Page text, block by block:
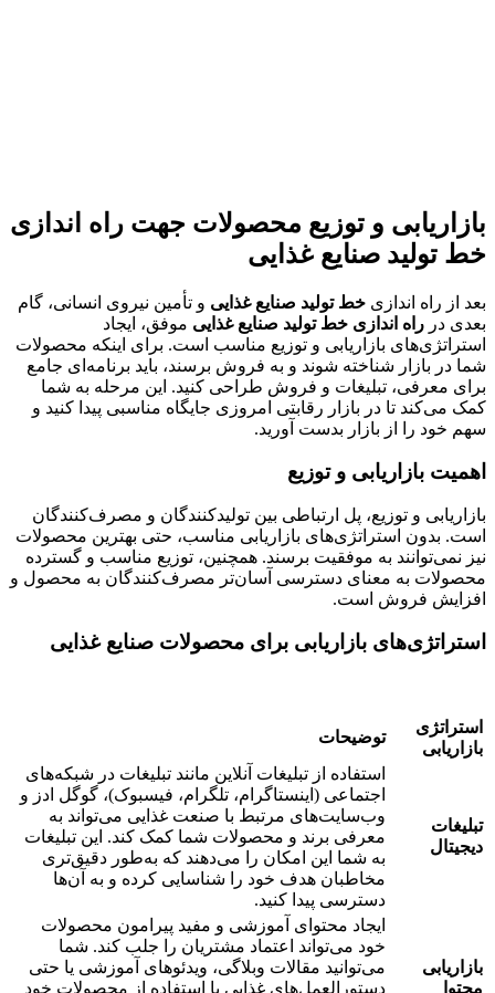
بازاریابی و توزیع محصولات جهت راه اندازی
خط تولید صنایع غذایی
بعد از راه اندازی خط تولید صنایع غذایی و تأمین نیروی انسانی، گام
بعدی در راه اندازی خط تولید صنایع غذایی موفق، ایجاد
استراتژی‌های بازاریابی و توزیع مناسب است. برای اینکه محصولات
شما در بازار شناخته شوند و به فروش برسند، باید برنامه‌ای جامع
برای معرفی، تبلیغات و فروش طراحی کنید. این مرحله به شما
کمک می‌کند تا در بازار رقابتی امروزی جایگاه مناسبی پیدا کنید و
سهم خود را از بازار بدست آورید.
اهمیت بازاریابی و توزیع
بازاریابی و توزیع، پل ارتباطی بین تولیدکنندگان و مصرف‌کنندگان
است. بدون استراتژی‌های بازاریابی مناسب، حتی بهترین محصولات
نیز نمی‌توانند به موفقیت برسند. همچنین، توزیع مناسب و گسترده
محصولات به معنای دسترسی آسان‌تر مصرف‌کنندگان به محصول و
افزایش فروش است.
استراتژی‌های بازاریابی برای محصولات صنایع غذایی
استراتژی
بازاریابی
توضیحات
تبلیغات
دیجیتال
استفاده از تبلیغات آنلاین مانند تبلیغات در شبکه‌های
اجتماعی (اینستاگرام، تلگرام، فیسبوک)، گوگل ادز و
وب‌سایت‌های مرتبط با صنعت غذایی می‌تواند به
معرفی برند و محصولات شما کمک کند. این تبلیغات
به شما این امکان را می‌دهند که به‌طور دقیق‌تری
مخاطبان هدف خود را شناسایی کرده و به آن‌ها
دسترسی پیدا کنید.
بازاریابی
محتوا
ایجاد محتوای آموزشی و مفید پیرامون محصولات
خود می‌تواند اعتماد مشتریان را جلب کند. شما
می‌توانید مقالات وبلاگی، ویدئوهای آموزشی یا حتی
دستورالعمل‌های غذایی با استفاده از محصولات خود